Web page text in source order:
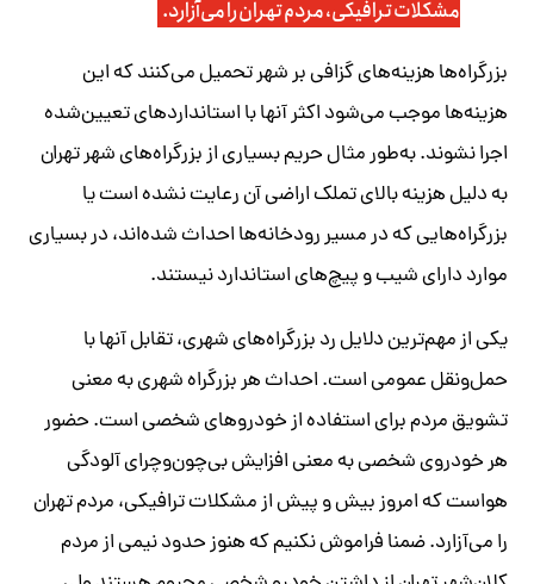
مشکلات ترافیکی، مردم تهران را می‌آزارد.
بزرگراه‌ها هزینه‌های گزافی بر شهر تحمیل می‌کنند که این
هزینه‌ها موجب می‌شود اکثر آنها با استانداردهای تعیین‌شده
اجرا نشوند. به‌طور مثال حریم بسیاری از بزرگراه‌های شهر تهران
به دلیل هزینه بالای تملک اراضی آن رعایت نشده است یا
بزرگراه‌هایی که در مسیر رودخانه‌ها احداث‌ شده‌اند، در بسیاری
موارد دارای شیب و پیچ‌های استاندارد نیستند.
یکی از مهم‌ترین دلایل رد بزرگراه‌های شهری، تقابل آنها با
حمل‌ونقل عمومی است. احداث هر بزرگراه شهری به معنی
تشویق مردم برای استفاده از خودروهای شخصی است. حضور
هر خودروی شخصی به معنی افزایش بی‌چون‌وچرای آلودگی
هواست که امروز بیش و پیش از مشکلات ترافیکی، مردم تهران
را می‌آزارد. ضمنا فراموش نکنیم که هنوز حدود نیمی از مردم